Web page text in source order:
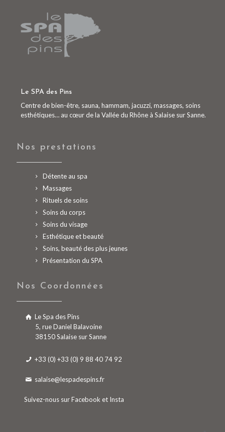
Le SPA des Pins
Centre de bien-être, sauna, hammam, jacuzzi, massages, soins
esthétiques… au cœur de la Vallée du Rhône à Salaise sur Sanne.
Nos prestations
Détente au spa
Massages
Rituels de soins
Soins du corps
Soins du visage
Esthétique et beauté
Soins, beauté des plus jeunes
Présentation du SPA
Nos Coordonnées
Le Spa des Pins
5, rue Daniel Balavoine
38150 Salaise sur Sanne
+33 (0) +33 (0) 9 88 40 74 92
salaise@lespadespins.fr
Suivez-nous surFacebook et Insta